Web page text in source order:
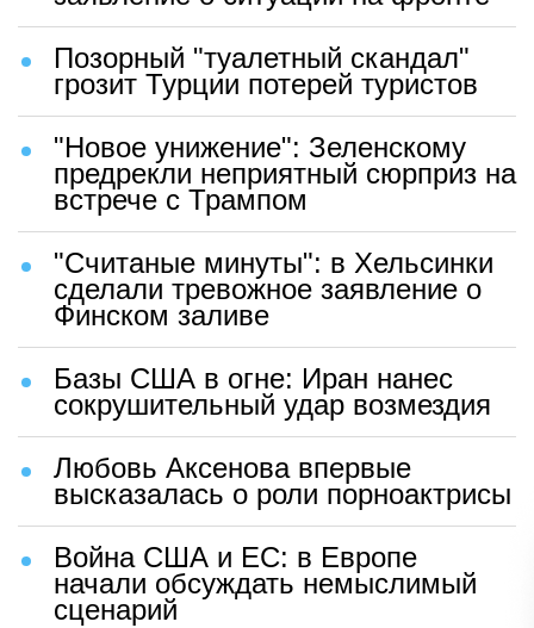
Позорный "туалетный скандал"
грозит Турции потерей туристов
"Новое унижение": Зеленскому
предрекли неприятный сюрприз на
встрече с Трампом
"Считаные минуты": в Хельсинки
сделали тревожное заявление о
Финском заливе
Базы США в огне: Иран нанес
сокрушительный удар возмездия
Любовь Аксенова впервые
высказалась о роли порноактрисы
Война США и ЕС: в Европе
начали обсуждать немыслимый
сценарий